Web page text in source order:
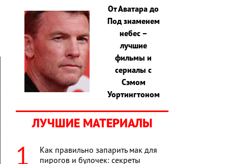
От Аватара до
Под знаменем
небес –
лучшие
фильмы и
сериалы с
Сэмом
Уортингтоном
ЛУЧШИЕ МАТЕРИАЛЫ
Как правильно запарить мак для
пирогов и булочек: секреты